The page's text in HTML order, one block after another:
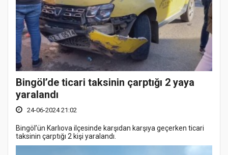
Bingöl’de ticari taksinin çarptığı 2 yaya
yaralandı
24-06-2024 21:02
Bingöl’ün Karlıova ilçesinde karşıdan karşıya geçerken ticari
taksinin çarptığı 2 kişi yaralandı.